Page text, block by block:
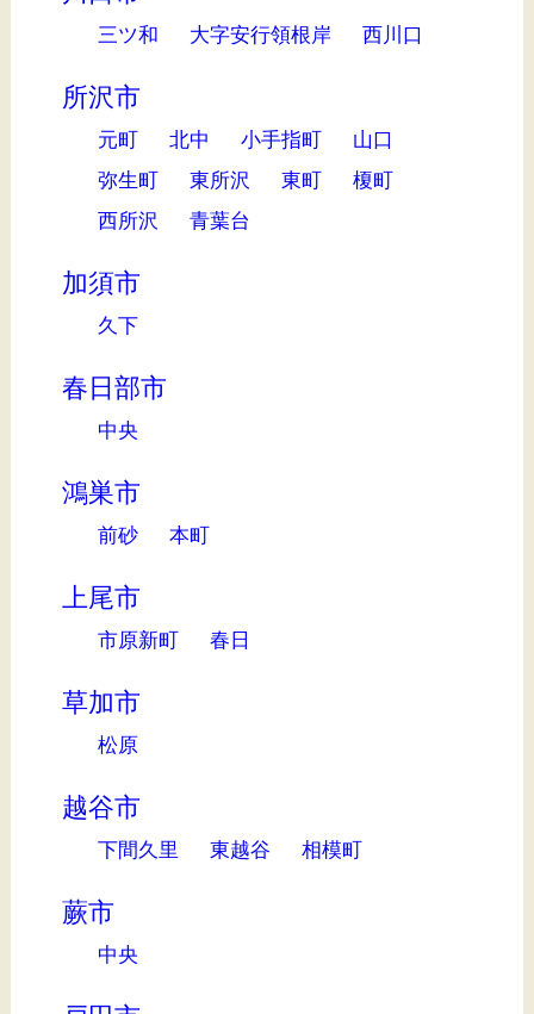
三ツ和 大字安行領根岸 西川口
所沢市
元町 北中 小手指町
山口
弥生町
東所沢 東町
榎町
西所沢
青葉台
加須市
久下
春日部市
中央
鴻巣市
前砂 本町
上尾市
市原新町 春日
草加市
松原
越谷市
下間久里 東越谷 相模町
蕨市
中央